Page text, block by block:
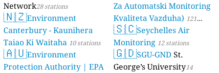
Network28 stations
🇳🇿Environment
Canterbury - Kaunihera
Taiao Ki Waitaha 10 stations
🇦🇺Environment
Protection Authority | EPA
Za Automatski Monitoring
Kvaliteta Vazduha) 121
stations
🇸🇨Seychelles Air
Monitoring 12 stations
🇬🇩SGU-GND St.
George’s University14